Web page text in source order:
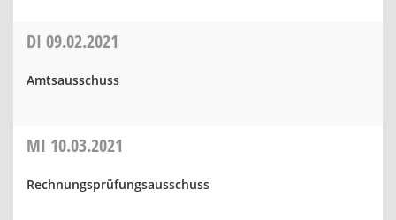
DI 09.02.2021
Amtsausschuss
MI 10.03.2021
Rechnungsprüfungsausschuss